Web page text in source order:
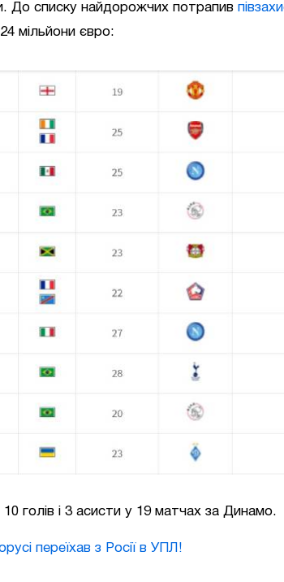
До списку найдорожчих потрапив
мільйони євро:
10 голів і 3 асисти у 19 матчах за Динамо.
переїхав з Росії в УПЛ!